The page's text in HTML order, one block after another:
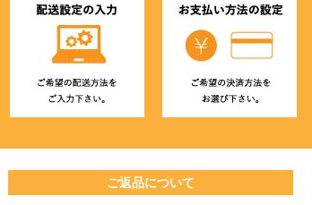
ご返品について